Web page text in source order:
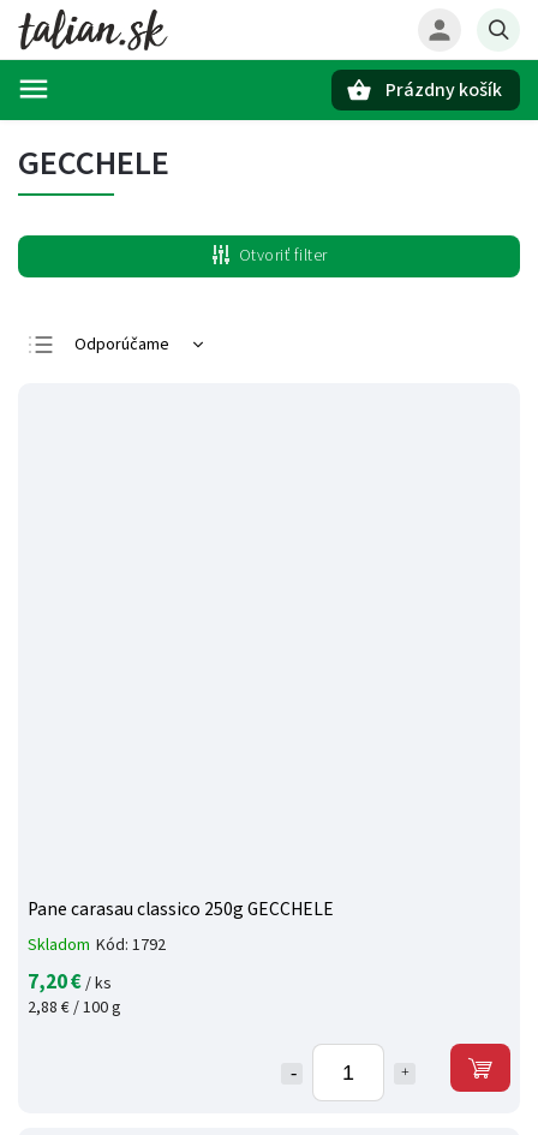
Prázdny košík
GECCHELE
Otvoriť filter
Odporúčame
Pane carasau classico 250g GECCHELE
Skladom Kód: 1792
7,20 €/ ks
2,88 € / 100 g